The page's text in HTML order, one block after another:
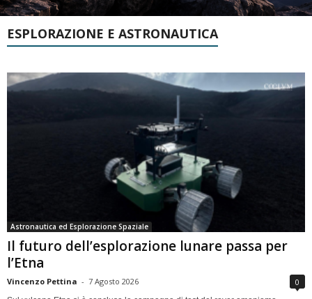
ESPLORAZIONE E ASTRONAUTICA
Astronautica ed Esplorazione Spaziale
Il futuro dell’esplorazione lunare passa per
l’Etna
Vincenzo Pettina - 7 Agosto 2026 0